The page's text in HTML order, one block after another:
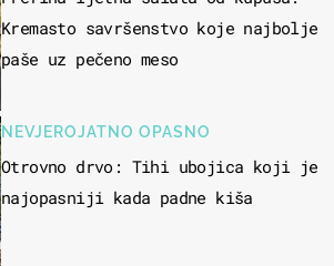
Kremasto savršenstvo koje najbolje
paše uz pečeno meso
NEVJEROJATNO OPASNO
Otrovno drvo: Tihi ubojica koji je
najopasniji kada padne kiša